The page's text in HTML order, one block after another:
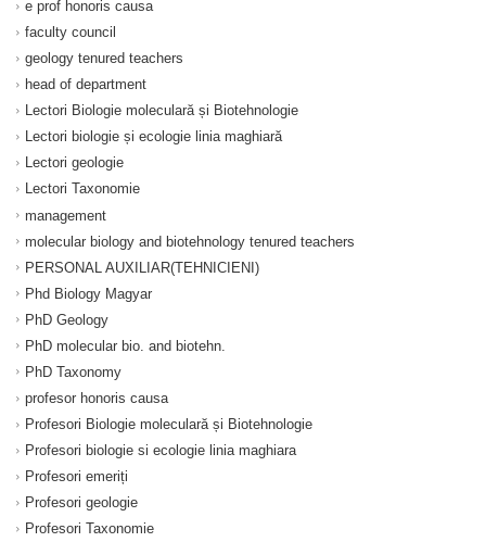
e prof honoris causa
faculty council
geology tenured teachers
head of department
Lectori Biologie moleculară și Biotehnologie
Lectori biologie și ecologie linia maghiară
Lectori geologie
Lectori Taxonomie
management
molecular biology and biotehnology tenured teachers
PERSONAL AUXILIAR(TEHNICIENI)
Phd Biology Magyar
PhD Geology
PhD molecular bio. and biotehn.
PhD Taxonomy
profesor honoris causa
Profesori Biologie moleculară și Biotehnologie
Profesori biologie si ecologie linia maghiara
Profesori emeriți
Profesori geologie
Profesori Taxonomie